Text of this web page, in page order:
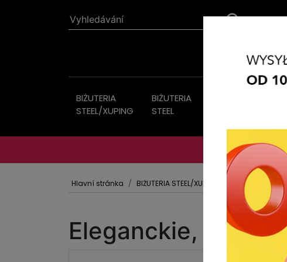
BIŻUTERIA
STEEL/XUPING
BIŻUTERIA
STEEL
Hlavní stránka BIŻUTERIA STEEL/XUPING KOLCZYKI
Eleganckie,